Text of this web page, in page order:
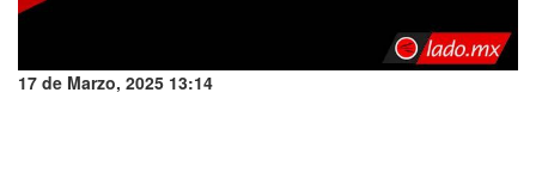
17 de Marzo, 2025 13:14